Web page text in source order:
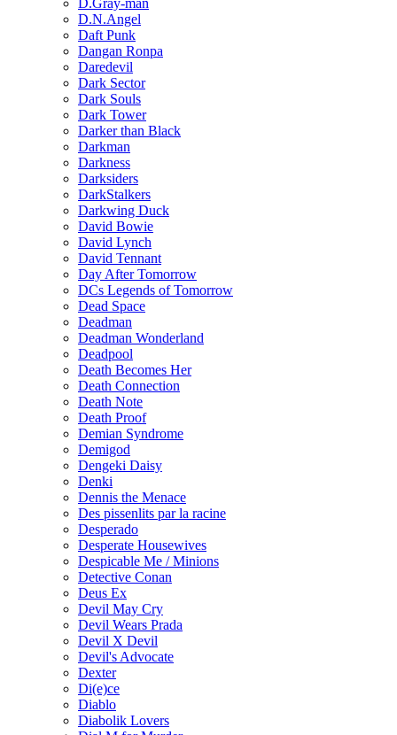
D.Gray-man
D.N.Angel
Daft Punk
Dangan Ronpa
Daredevil
Dark Sector
Dark Souls
Dark Tower
Darker than Black
Darkman
Darkness
Darksiders
DarkStalkers
Darkwing Duck
David Bowie
David Lynch
David Tennant
Day After Tomorrow
DCs Legends of Tomorrow
Dead Space
Deadman
Deadman Wonderland
Deadpool
Death Becomes Her
Death Connection
Death Note
Death Proof
Demian Syndrome
Demigod
Dengeki Daisy
Denki
Dennis the Menace
Des pissenlits par la racine
Desperado
Desperate Housewives
Despicable Me / Minions
Detective Conan
Deus Ex
Devil May Cry
Devil Wears Prada
Devil X Devil
Devil's Advocate
Dexter
Di(e)ce
Diablo
Diabolik Lovers